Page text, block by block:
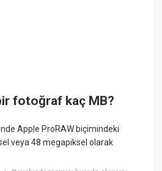
fotoğraf kaç MB?
Apple ProRAW biçimindeki
veya 48 megapiksel olarak